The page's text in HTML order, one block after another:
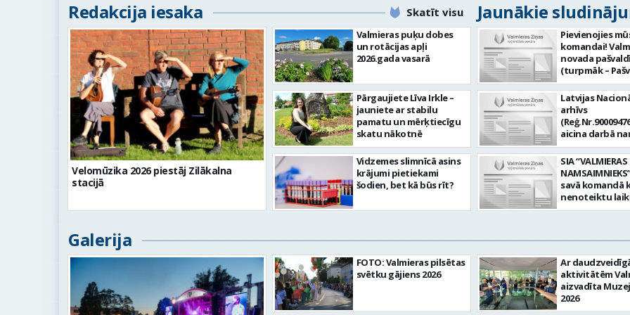
Redakcija iesaka Skatīt visu Jaunākie
Velomūzika 2026 piestāj Zilākalna
stacijā
Valmieras puķu dobes
un rotācijas apļi
2026.gada vasarā
Pārgaujiete Līva Irkle –
jauniete ar stabilu
pamatu un mērķtiecīgu
skatu nākotnē
Vidzemes slimnīcā asins
krājumi pietiekami
šodien, bet kā būs rīt?
Pievienojies
komandai!
novada
(turpmāk –
aicina darbā
Informācijas
centra (ITC)
tehnoloģiju
vieta: Rūjienas
Naukšēnu
teritorijās Ja
vēlme:
informācijas un
komunikācijas
IKT) saistīto
un operatīvu
nodrošināt
datortehnikas
atbalstu un ar to
saistīto
Latvijas
arhīvs
aicina darbā
pārzini (uz
laiku)
valsts arhīvā Mēs
Valmieras
arhīvā
dokumentāro
mantojumu.
pārraudzībā un
zonā ietilpst
Valkas,
Limbažu novadi.
SIA “VALMIERAS
savā komandā
nenoteiktu
SPECIALIZĒTĀ
pienākumi:
apkalpot
(arī kravas)
uzturēt
automobili
kārtībā. veikt
Galerija
FOTO: Valmieras pilsētas
svētku gājiens 2026
Ar
aktivitātēm
aizvadīta
2026